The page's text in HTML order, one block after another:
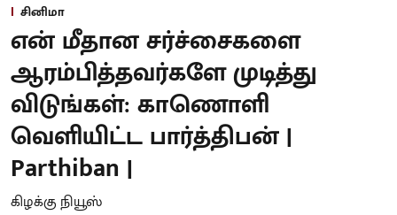
சினிமா
என் மீதான சர்ச்சைகளை
ஆரம்பித்தவர்களே முடித்து
விடுங்கள்: காணொளி
வெளியிட்ட பார்த்திபன் |
Parthiban |
கிழக்கு நியூஸ்